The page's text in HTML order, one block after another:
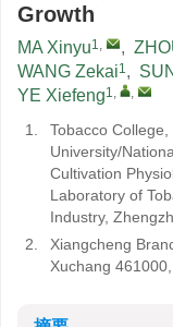
Growth
MA Xinyu1, ,
WANG Zekai1,
YE Xiefeng1, ,
1.
Tobacco
University/
Cultivation
Laboratory of
Industry,
2.
Xiangcheng
Xuchang